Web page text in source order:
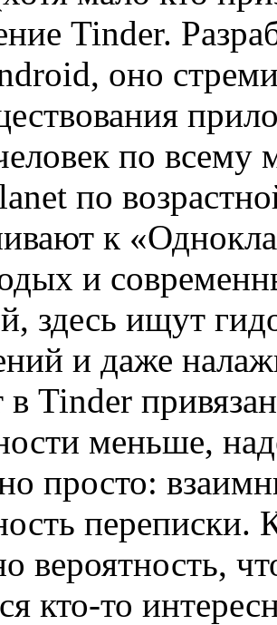
Tinder.
оно
по
по
к
и
здесь ищут
и даже
в Tinder
меньше,
просто:
переписки.
вероятность,
кто-то